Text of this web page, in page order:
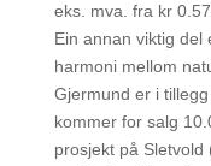
eks. mva. fra kr
Ein annan viktig
harmoni mellom
Gjermund er i
kommer for salg
prosjekt på